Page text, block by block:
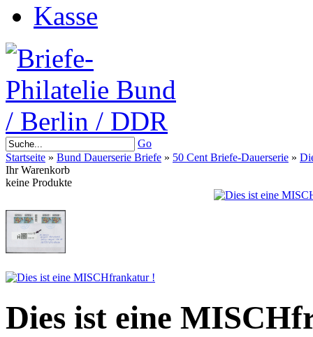
Kasse
Go
Startseite » Bund Dauerserie Briefe » 50 Cent Briefe-Dauerserie »
Ihr Warenkorb
keine Produkte
Dies ist eine